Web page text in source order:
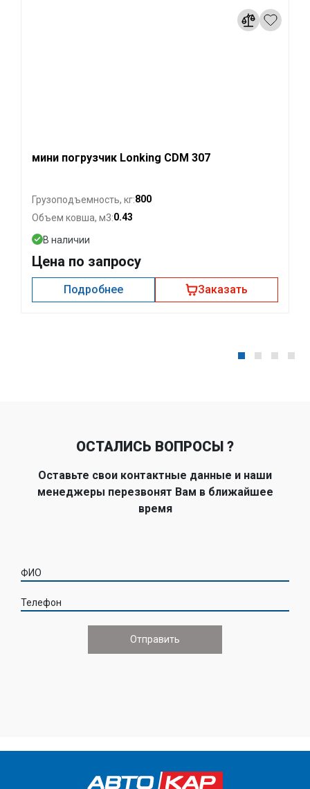
мини погрузчик Lonking CDM 307
Грузоподъемность, кг:800
Объем ковша, м3:0.43
В наличии
Цена по запросу
Подробнее Заказать
ОСТАЛИСЬ ВОПРОСЫ ?
Оставьте свои контактные данные и наши
менеджеры перезвонят Вам в ближайшее
время
ФИО
Телефон